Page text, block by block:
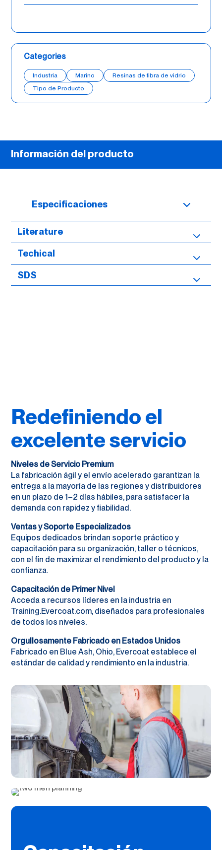
Categories
Industria Marino
Resinas de fibra de vidrio
Tipo de Producto
Información del producto
Especificaciones
Literature
Techical
SDS
Redefiniendo el
excelente servicio
Niveles de Servicio Premium
La fabricación ágil y el envío acelerado garantizan la
entrega a la mayoría de las regiones y distribuidores
en un plazo de 1–2 días hábiles, para satisfacer la
demanda con rapidez y fiabilidad.
Ventas y Soporte Especializados
Equipos dedicados brindan soporte práctico y
capacitación para su organización, taller o técnicos,
con el fin de maximizar el rendimiento del producto y la
confianza.
Capacitación de Primer Nivel
Acceda a recursos líderes en la industria en
Training.Evercoat.com, diseñados para profesionales
de todos los niveles.
Orgullosamente Fabricado en Estados Unidos
Fabricado en Blue Ash, Ohio, Evercoat establece el
estándar de calidad y rendimiento en la industria.